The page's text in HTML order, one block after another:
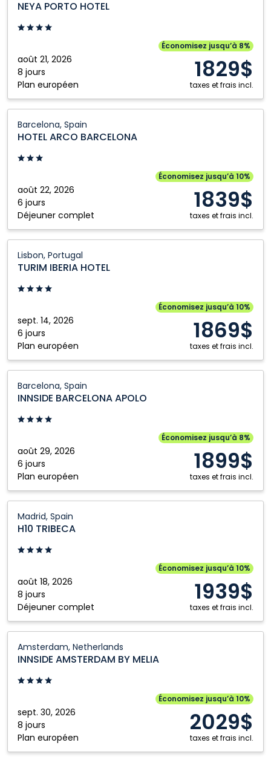
NEYA PORTO HOTEL
août 21, 2026
8 jours
Plan européen
Économisez jusqu’à 8%
1829$
taxes et frais incl.
HOTEL:
Porto,
Barcelona, Spain
HOTEL ARCO BARCELONA
août 22, 2026
6 jours
Déjeuner complet
Économisez jusqu’à 10%
1839$
taxes et frais incl.
ARCO
BARCELONA:
Barcelona,
Lisbon, Portugal
TURIM IBERIA HOTEL
sept. 14, 2026
6 jours
Plan européen
Économisez jusqu’à 10%
1869$
taxes et frais incl.
IBERIA
HOTEL:
Lisbon,
Barcelona, Spain
INNSIDE BARCELONA APOLO
août 29, 2026
6 jours
Plan européen
Économisez jusqu’à 8%
1899$
taxes et frais incl.
BARCELONA
APOLO:
Barcelona,
Madrid, Spain
H10 TRIBECA
août 18, 2026
8 jours
Déjeuner complet
Économisez jusqu’à 10%
1939$
taxes et frais incl.
TRIBECA:
Madrid,
Spain
Amsterdam, Netherlands
INNSIDE AMSTERDAM BY MELIA
sept. 30, 2026
8 jours
Plan européen
Économisez jusqu’à 10%
2029$
taxes et frais incl.
AMSTERDAM
BY
MELIA:
Netherlands